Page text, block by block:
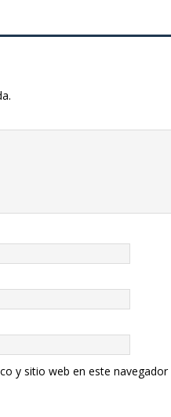
y sitio web en este